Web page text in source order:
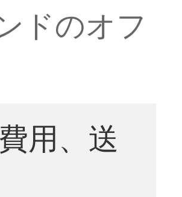
ドのオフ
用、送